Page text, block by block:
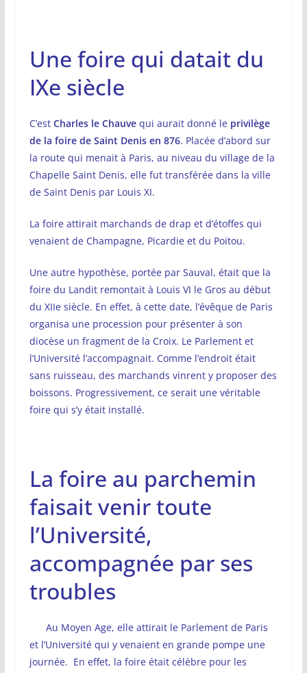
Une foire qui datait du
IXe siècle
C’est Charles le Chauvequi aurait donné le privilège
de la foire de Saint Denis en 876. Placée d’abord sur
la route qui menait à Paris, au niveau du village de la
Chapelle Saint Denis, elle fut transférée dans la ville
de Saint Denis par Louis XI.
La foire attirait marchands de drap et d’étoffes qui
venaient de Champagne, Picardie et du Poitou.
Une autre hypothèse, portée par Sauval, était que la
foire du Landit remontait à Louis VI le Gros au début
du XIIe siècle. En effet, à cette date, l’évêque de Paris
organisa une procession pour présenter à son
diocèse un fragment de la Croix. Le Parlement et
l’Université l’accompagnait. Comme l’endroit était
sans ruisseau, des marchands vinrent y proposer des
boissons. Progressivement, ce serait une véritable
foire qui s’y était installé.
La foire au parchemin
faisait venir toute
l’Université,
accompagnée par ses
troubles
Au Moyen Age, elle attirait le Parlement de Paris
et l’Université qui y venaient en grande pompe une
journée. En effet, la foire était célèbre pour les